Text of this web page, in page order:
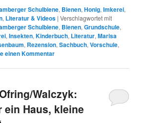
Schulbiene, Bienen,Honig,Imkerei,
, Literatur & Videos |Verschlagwortet mit
Schulbiene, Bienen,Grundschule,
,Insekten,Kinderbuch, Literatur,Marisa
, Rezension,Sachbuch,Vorschule,
einen Kommentar
Walczyk:
ein Haus, kleine